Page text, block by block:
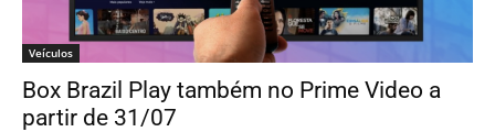
Veículos
Box Brazil Play também no Prime Video a
partir de 31/07